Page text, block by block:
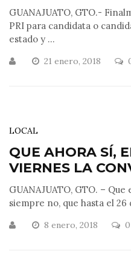
GUANAJUATO, GTO.-
PRI para candidata o
estado y ...
21 enero, 2018
LOCAL
QUE AHORA SÍ,
VIERNES LA
GUANAJUATO, GTO. –
siempre no, que hasta el 26
8 enero, 2018 0